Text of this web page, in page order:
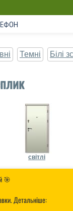
Темні Білі
світлі
🎯
Детальніше: